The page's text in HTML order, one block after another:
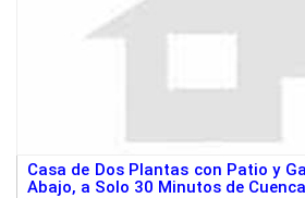
Casa de Dos Plantas con Patio y
Abajo, a Solo 30 Minutos de Cuenca